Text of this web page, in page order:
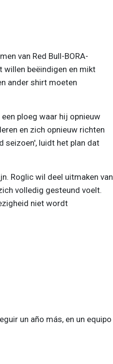
van Red Bull-BORA-
willen beëindigen en mikt
ander shirt moeten
ploeg waar hij opnieuw
en zich opnieuw richten
seizoen', luidt het plan dat
Roglic wil deel uitmaken van
volledig gesteund voelt.
niet wordt
un año más, en un equipo